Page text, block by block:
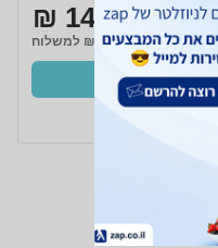
149 ₪
₪29 למשלוח